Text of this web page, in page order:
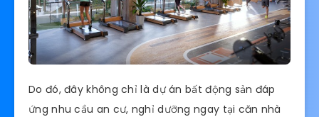
Do đó, đây không chỉ là dự án bất động sản đáp
ứng nhu cầu an cư, nghỉ dưỡng ngay tại căn nhà